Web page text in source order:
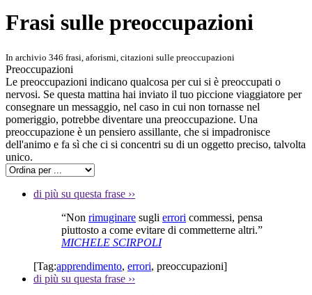
Frasi sulle preoccupazioni
In archivio 346 frasi, aforismi, citazioni sulle preoccupazioni
Preoccupazioni
Le preoccupazioni indicano qualcosa per cui si è preoccupati o
nervosi. Se questa mattina hai inviato il tuo piccione viaggiatore per
consegnare un messaggio, nel caso in cui non tornasse nel
pomeriggio, potrebbe diventare una preoccupazione. Una
preoccupazione è un pensiero assillante, che si impadronisce
dell'animo e fa sì che ci si concentri su di un oggetto preciso, talvolta
unico.
di più su questa frase ››
“Non rimuginare sugli errori commessi, pensa
piuttosto a come evitare di commetterne altri.”
MICHELE SCIRPOLI
[Tag:apprendimento, errori, preoccupazioni]
di più su questa frase ››